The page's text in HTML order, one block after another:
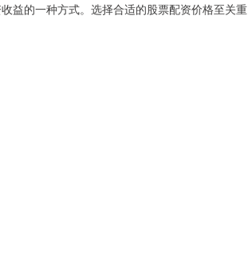
益的一种方式。选择合适的股票配资价格至关重